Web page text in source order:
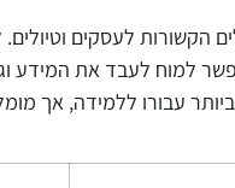
ועד למילים הקשורות
עבורו ללמידה, אך